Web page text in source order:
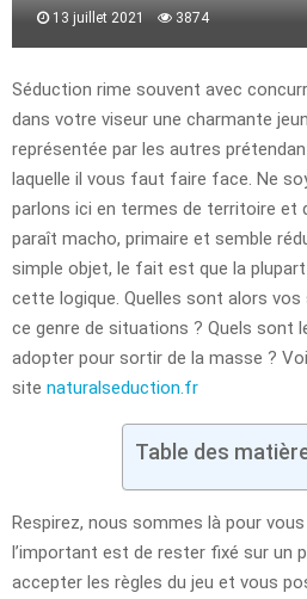
13 juillet 2021 3874
Séduction rime souvent avec
dans votre viseur une charmante
représentée par les autres
laquelle il vous faut faire face. Ne
parlons ici en termes de territoire et
paraît macho, primaire et semble
simple objet, le fait est que la
cette logique. Quelles sont alors
ce genre de situations ? Quels sont
adopter pour sortir de la masse ?
site naturalseduction.fr
Table des
Respirez, nous sommes là pour vous
l’important est de rester fixé sur un
accepter les règles du jeu et vous